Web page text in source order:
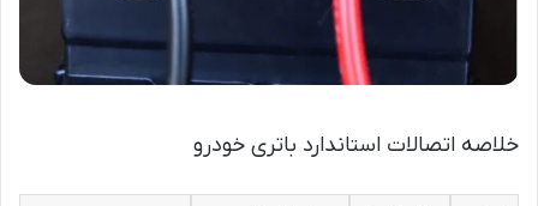
خلاصه اتصالات استاندارد باتری خودرو